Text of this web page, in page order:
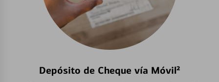
Depósito de Cheque vía Móvil²